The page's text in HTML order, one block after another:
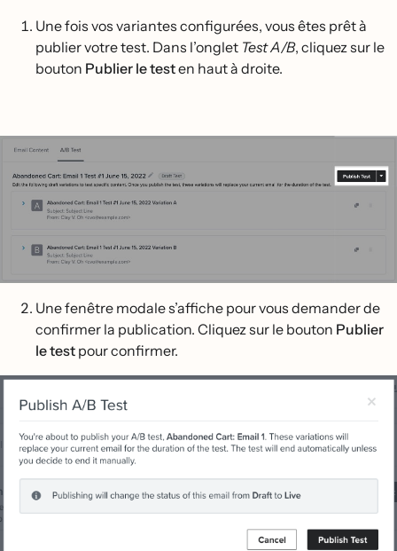
Une fois vos variantes configurées, vous êtes prêt à
publier votre test. Dans l’onglet Test A/B, cliquez sur le
bouton Publier le testen haut à droite.
Une fenêtre modale s’affiche pour vous demander de
confirmer la publication. Cliquez sur le bouton Publier
le test pour confirmer.